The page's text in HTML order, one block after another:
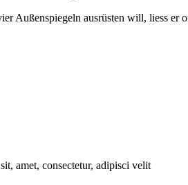
Außenspiegeln ausrüsten will, liess er
amet, consectetur, adipisci velit